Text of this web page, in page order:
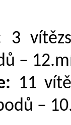
3
–
11
–